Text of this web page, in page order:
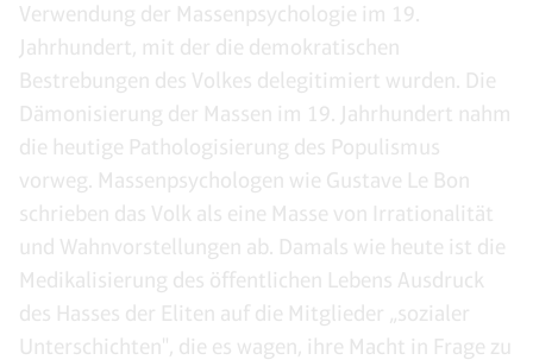
Verwendung der Massenpsychologie im 19.
Jahrhundert, mit der die demokratischen
Bestrebungen des Volkes delegitimiert wurden. Die
Dämonisierung der Massen im 19. Jahrhundert nahm
die heutige Pathologisierung des Populismus
vorweg. Massenpsychologen wie Gustave Le Bon
schrieben das Volk als eine Masse von Irrationalität
und Wahnvorstellungen ab. Damals wie heute ist die
Medikalisierung des öffentlichen Lebens Ausdruck
des Hasses der Eliten auf die Mitglieder „sozialer
Unterschichten", die es wagen, ihre Macht in Frage zu